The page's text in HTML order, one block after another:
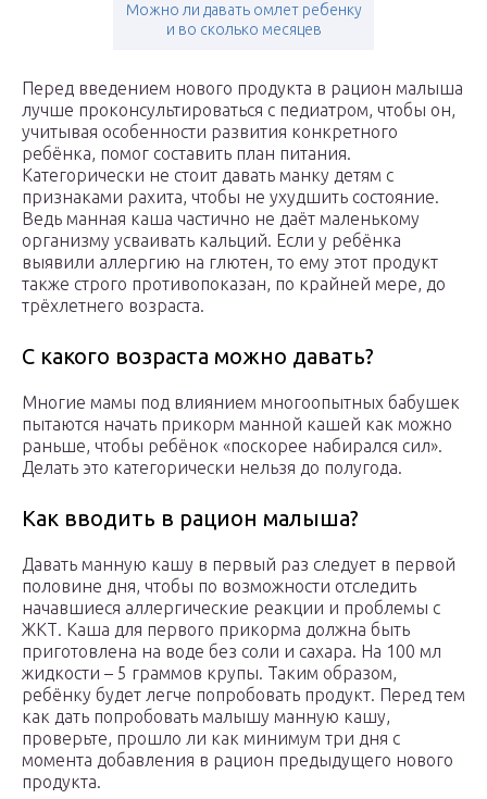
Можно ли давать омлет ребенку
и во сколько месяцев
Перед введением нового продукта в рацион малыша
лучше проконсультироваться с педиатром, чтобы он,
учитывая особенности развития конкретного
ребёнка, помог составить план питания.
Категорически не стоит давать манку детям с
признаками рахита, чтобы не ухудшить состояние.
Ведь манная каша частично не даёт маленькому
организму усваивать кальций. Если у ребёнка
выявили аллергию на глютен, то ему этот продукт
также строго противопоказан, по крайней мере, до
трёхлетнего возраста.
С какого возраста можно давать?
Многие мамы под влиянием многоопытных бабушек
пытаются начать прикорм манной кашей как можно
раньше, чтобы ребёнок «поскорее набирался сил».
Делать это категорически нельзя до полугода.
Как вводить в рацион малыша?
Давать манную кашу в первый раз следует в первой
половине дня, чтобы по возможности отследить
начавшиеся аллергические реакции и проблемы с
ЖКТ. Каша для первого прикорма должна быть
приготовлена на воде без соли и сахара. На 100 мл
жидкости – 5 граммов крупы. Таким образом,
ребёнку будет легче попробовать продукт. Перед тем
как дать попробовать малышу манную кашу,
проверьте, прошло ли как минимум три дня с
момента добавления в рацион предыдущего нового
продукта.